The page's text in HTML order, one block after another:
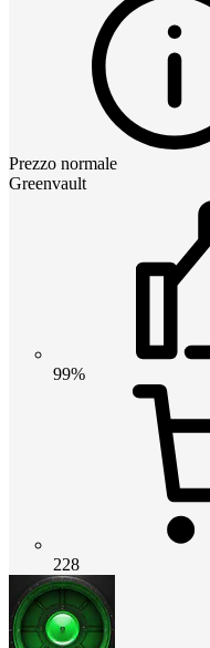
Prezzo normale
Greenvault
99%
228